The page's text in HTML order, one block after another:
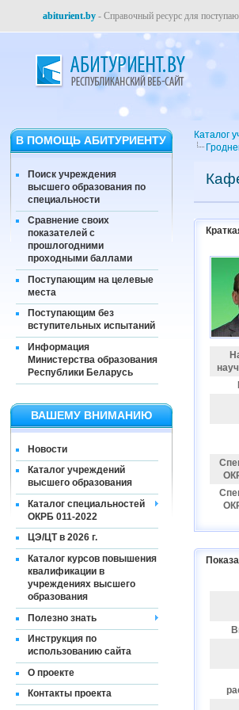
abiturient.by - Справочный ресурс для
В ПОМОЩЬ АБИТУРИЕНТУ
Поиск учреждения
высшего образования по
специальности
Сравнение своих
показателей с
прошлогодними
проходными баллами
Поступающим на целевые
места
Поступающим без
вступительных испытаний
Информация
Министерства образования
Республики Беларусь
ВАШЕМУ ВНИМАНИЮ
Новости
Каталог учреждений
высшего образования
Каталог специальностей
ОКРБ 011-2022
ЦЭ/ЦТ в 2026 г.
Каталог курсов повышения
квалификации в
учреждениях высшего
образования
Полезно знать
Инструкция по
использованию сайта
О проекте
Контакты проекта
Каталог